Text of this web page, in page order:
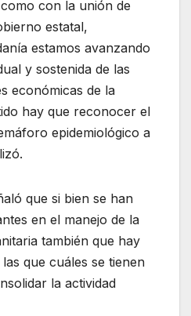
con la unión de
estatal,
estamos avanzando
y sostenida de las
económicas de la
hay que reconocer el
epidemiológico a
que si bien se han
en el manejo de la
también que hay
que cuáles se tienen
la actividad